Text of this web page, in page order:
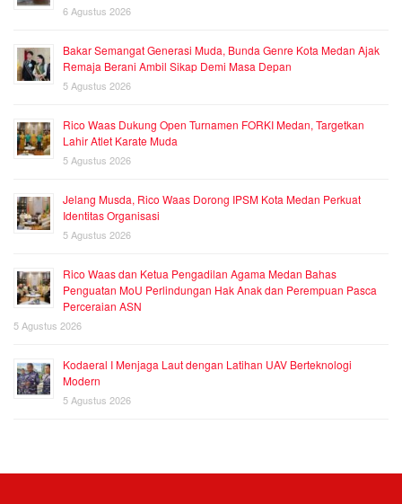
6 Agustus 2026
Bakar Semangat Generasi Muda, Bunda Genre Kota Medan Ajak
Remaja Berani Ambil Sikap Demi Masa Depan
5 Agustus 2026
Rico Waas Dukung Open Turnamen FORKI Medan, Targetkan
Lahir Atlet Karate Muda
5 Agustus 2026
Jelang Musda, Rico Waas Dorong IPSM Kota Medan Perkuat
Identitas Organisasi
5 Agustus 2026
Rico Waas dan Ketua Pengadilan Agama Medan Bahas
Penguatan MoU Perlindungan Hak Anak dan Perempuan Pasca
Perceraian ASN
5 Agustus 2026
Kodaeral I Menjaga Laut dengan Latihan UAV Berteknologi
Modern
5 Agustus 2026